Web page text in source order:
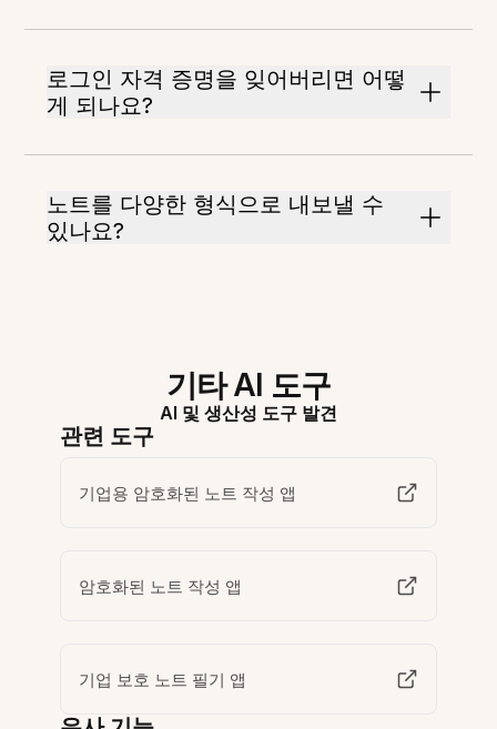
로그인 자격 증명을 잊어버리면 어떻
게 되나요?
노트를 다양한 형식으로 내보낼 수
있나요?
기타 AI 도구
AI 및 생산성 도구 발견
관련 도구
기업용 암호화된 노트 작성 앱
암호화된 노트 작성 앱
기업 보호 노트 필기 앱